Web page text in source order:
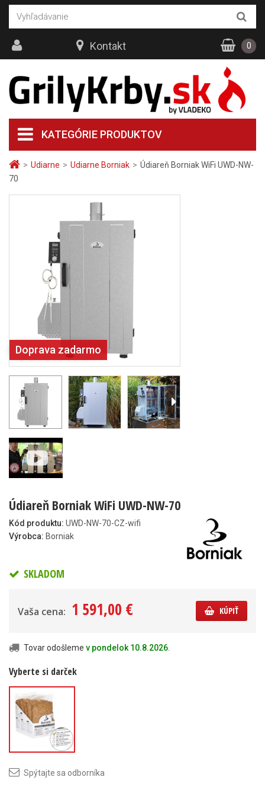
> Udiarne > Udiarne Borniak > Údiareň Borniak WiFi UWD-NW-
70
Doprava zadarmo
Údiareň Borniak WiFi UWD-NW-70
Kód produktu: UWD-NW-70-CZ-wifi
Výrobca: Borniak
SKLADOM
Vaša cena: 1 591,00 € KÚPIŤ
Tovar odošleme v pondelok 10.8.2026
Vyberte si darček
údenie Borniak
Jelša 10 l
Spýtajte sa odborníka
KATEGÓRIE PRODUKTOV
Kontakt 0